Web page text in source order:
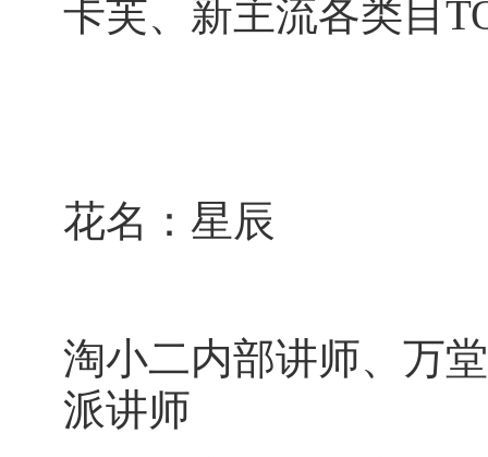
卡芙、新主流各类目
花名：星辰
淘小二内部讲师、万
派讲师